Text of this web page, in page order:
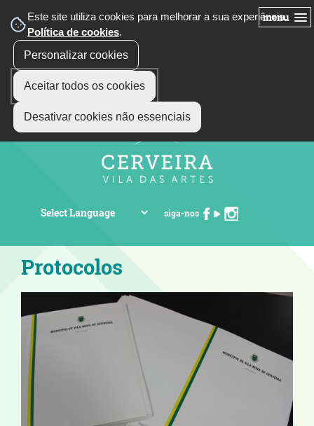
Este site utiliza cookies para melhorar a sua experiência.
Política de cookies.
Personalizar cookies
Aceitar todos os cookies
Desativar cookies não essenciais
menu
siga-nos
Protocolos